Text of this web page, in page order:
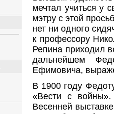
мечтал учиться у
мэтру с этой
нет ни одного
к профессору
Репина приходил
дальнейшем
Ефимовича,
В 1900 году
«Вести с
Весенней